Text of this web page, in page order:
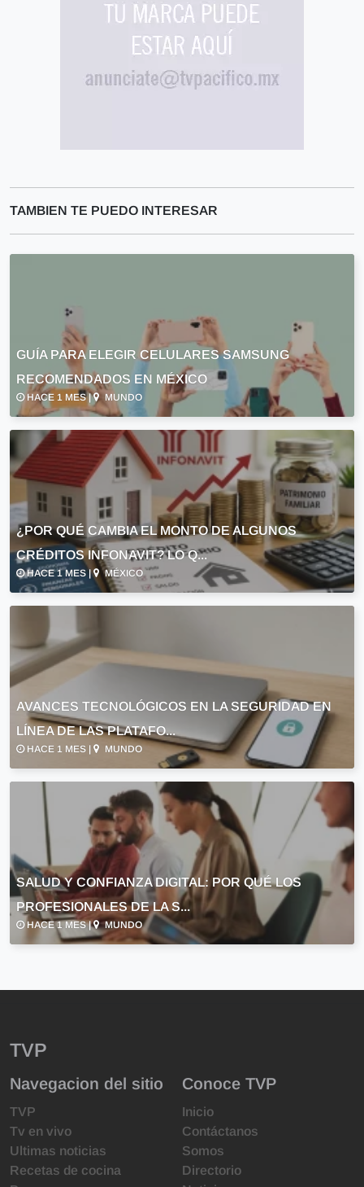
TAMBIEN TE PUEDO INTERESAR
GUÍA PARA ELEGIR CELULARES SAMSUNG
RECOMENDADOS EN MÉXICO
HACE 1 MES | MUNDO
¿POR QUÉ CAMBIA EL MONTO DE ALGUNOS
CRÉDITOS INFONAVIT? LO Q...
HACE 1 MES | MÉXICO
AVANCES TECNOLÓGICOS EN LA SEGURIDAD EN
LÍNEA DE LAS PLATAFO...
HACE 1 MES | MUNDO
SALUD Y CONFIANZA DIGITAL: POR QUÉ LOS
PROFESIONALES DE LA S...
HACE 1 MES | MUNDO
TVP
Navegacion del sitio
TVP
Tv en vivo
Ultimas noticias
Recetas de cocina
Conoce TVP
Inicio
Contáctanos
Somos
Directorio